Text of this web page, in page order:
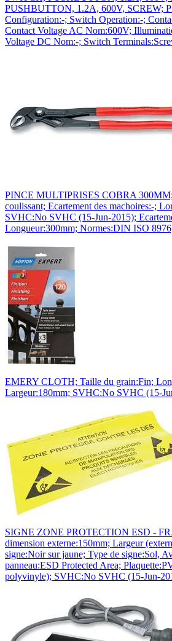
PUSHBUTTON, 1.2A, 600V, SCREW;
Configuration:-; Switch Operation:-;
Contact Voltage AC Nom:600V;
Voltage DC Nom:-; Switch
PINCE MULTIPRISES COBRA
coulissant; Ecartement des machoires:-;
SVHC:No SVHC (15-Jun-2015);
Longueur:300mm; Normes:DIN ISO
EMERY CLOTH; Taille du grain:Fin;
Largeur:180mm; SVHC:No SVHC (15-
SIGNE ZONE PROTECTION ESD -
dimension externe:150mm; Largeur
signe:Noir sur jaune; Type de signe:Sol,
panneau:ESD Protected Area;
polyvinyle); SVHC:No SVHC (15-Jun-